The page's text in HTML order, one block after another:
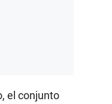
el conjunto